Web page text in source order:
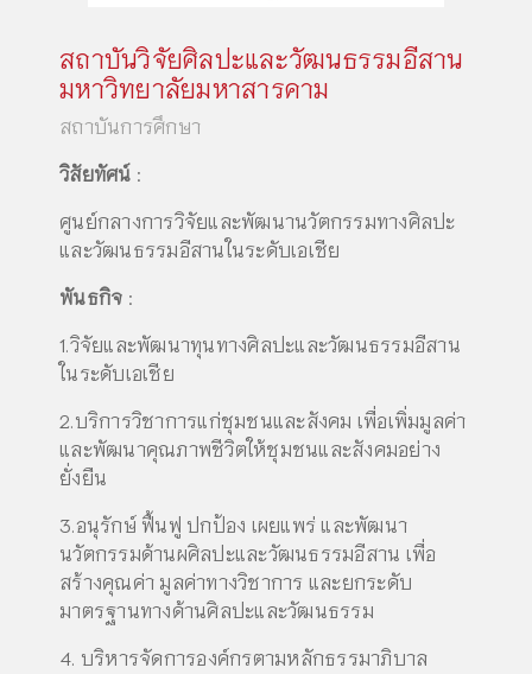
สถาบันวิจัยศิลปะและวัฒนธรรมอีสาน
มหาวิทยาลัยมหาสารคาม
สถาบันการศึกษา
วิสัยทัศน์ :
ศูนย์กลางการวิจัยและพัฒนานวัตกรรมทางศิลปะ
และวัฒนธรรมอีสานในระดับเอเชีย
พันธกิจ :
1.วิจัยและพัฒนาทุนทางศิลปะและวัฒนธรรมอีสาน
ในระดับเอเชีย
2.บริการวิชาการแก่ชุมชนและสังคม เพื่อเพิ่มมูลค่า
และพัฒนาคุณภาพชีวิตให้ชุมชนและสังคมอย่าง
ยั่งยืน
3.อนุรักษ์ ฟื้นฟู ปกป้อง เผยแพร่ และพัฒนา
นวัตกรรมด้านผศิลปะและวัฒนธรรมอีสาน เพื่อ
สร้างคุณค่า มูลค่าทางวิชาการ และยกระดับ
มาตรฐานทางด้านศิลปะและวัฒนธรรม
4. บริหารจัดการองค์กรตามหลักธรรมาภิบาล